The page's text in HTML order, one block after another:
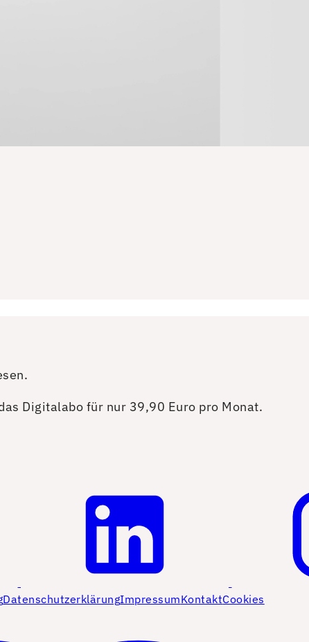
Digitalabo für nur 39,90 Euro pro Monat.
DatenschutzerklärungImpressumKontaktCookies